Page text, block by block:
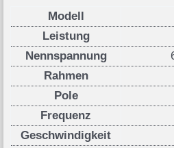
Modell
Leistung
Nennspannung
Rahmen
Pole
Frequenz
Geschwindigkeit